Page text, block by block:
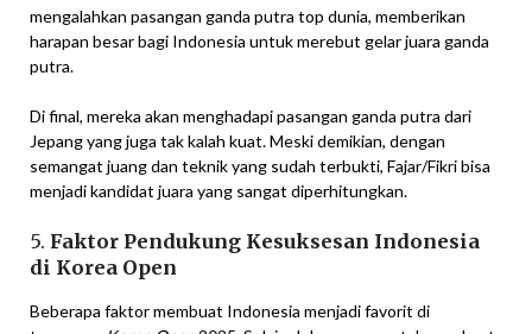
mengalahkan pasangan ganda putra top dunia, memberikan
harapan besar bagi Indonesia untuk merebut gelar juara ganda
putra.
Di final, mereka akan menghadapi pasangan ganda putra dari
Jepang yang juga tak kalah kuat. Meski demikian, dengan
semangat juang dan teknik yang sudah terbukti, Fajar/Fikri bisa
menjadi kandidat juara yang sangat diperhitungkan.
5. Faktor Pendukung Kesuksesan Indonesia
di Korea Open
Beberapa faktor membuat Indonesia menjadi favorit di